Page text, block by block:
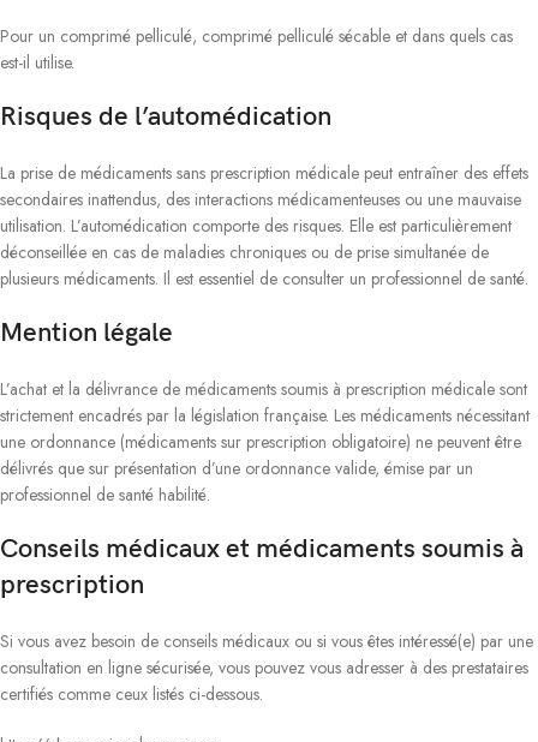
Pour un comprimé pelliculé, comprimé pelliculé sécable et dans quels cas
est-il utilise.
Risques de l’automédication
La prise de médicaments sans prescription médicale peut entraîner des effets
secondaires inattendus, des interactions médicamenteuses ou une mauvaise
utilisation. L’automédication comporte des risques. Elle est particulièrement
déconseillée en cas de maladies chroniques ou de prise simultanée de
plusieurs médicaments. Il est essentiel de consulter un professionnel de santé.
Mention légale
L’achat et la délivrance de médicaments soumis à prescription médicale sont
strictement encadrés par la législation française. Les médicaments nécessitant
une ordonnance (médicaments sur prescription obligatoire) ne peuvent être
délivrés que sur présentation d’une ordonnance valide, émise par un
professionnel de santé habilité.
Conseils médicaux et médicaments soumis à
prescription
Si vous avez besoin de conseils médicaux ou si vous êtes intéressé(e) par une
consultation en ligne sécurisée, vous pouvez vous adresser à des prestataires
certifiés comme ceux listés ci-dessous.